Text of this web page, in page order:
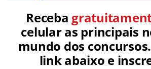
Receba
celular as principais
mundo dos
link abaixo e